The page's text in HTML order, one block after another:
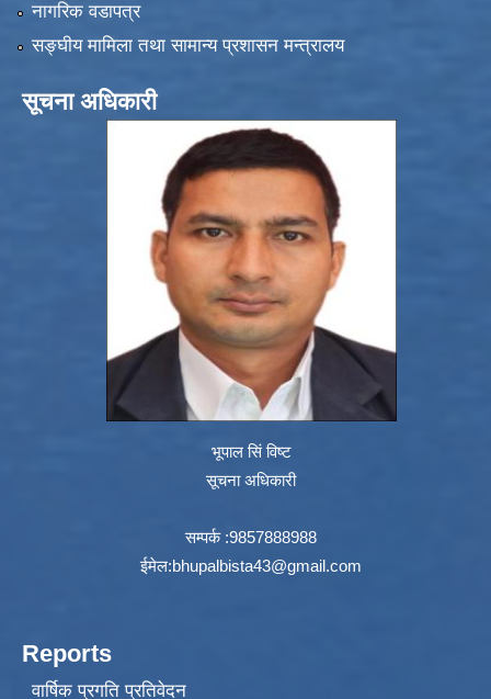
नागरिक वडापत्र
सङ्‍घीय मामिला तथा सामान्य प्रशासन मन्त्रालय
सूचना अधिकारी
भूपाल सिं विष्ट
सूचना अधिकारी
सम्पर्क :9857888988
ईमेल:bhupalbista43@gmail.com
Reports
वार्षिक प्रगति प्रतिवेदन